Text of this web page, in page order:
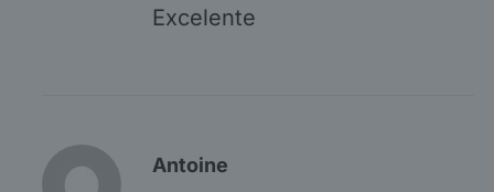
Excelente
Antoine